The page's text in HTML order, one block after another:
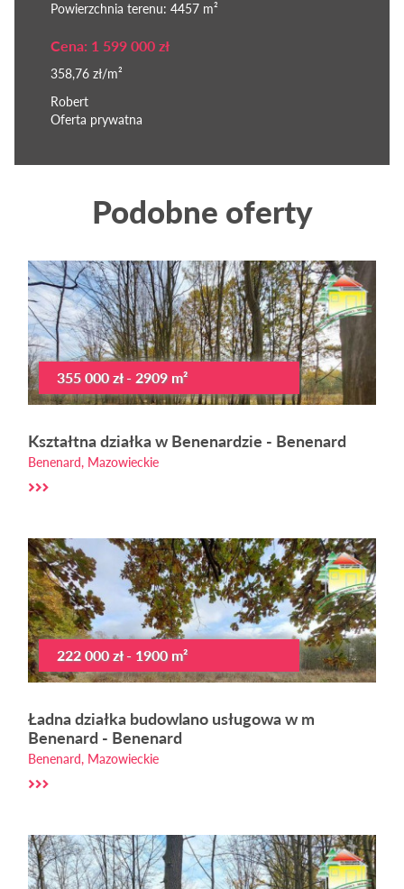
Powierzchnia terenu: 4457 m²
Cena: 1 599 000 zł
358,76 zł/m²
Robert
Oferta prywatna
Podobne oferty
355 000 zł - 2909 m²
Kształtna działka w Benenardzie - Benenard
Benenard, Mazowieckie
222 000 zł - 1900 m²
Ładna działka budowlano usługowa w m
Benenard - Benenard
Benenard, Mazowieckie